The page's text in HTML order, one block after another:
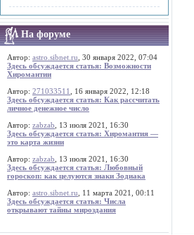
На форуме
Автор: astro.sibnet.ru , 30 января 2022, 07:04
Здесь обсуждается статья: Возможности
Хиромантии
Автор: 271033511
, 16 января 2022, 12:18
Здесь обсуждается статья: Как рассчитать
личное денежное число
Автор: zabzab , 13 июля 2021, 16:30
Здесь обсуждается статья: Хиромантия —
это карта жизни
Автор: zabzab , 13 июля 2021, 16:30
Здесь обсуждается статья: Любовный
гороскоп: как целуются знаки Зодиака
Автор: astro.sibnet.ru , 11 марта 2021, 00:11
Здесь обсуждается статья: Числа
открывают тайны мироздания